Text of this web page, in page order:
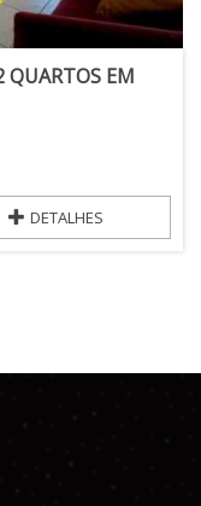
QUARTOS EM
DETALHES